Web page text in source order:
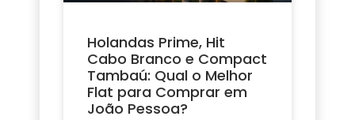
Holandas Prime, Hit
Cabo Branco e Compact
Tambaú: Qual o Melhor
Flat para Comprar em
João Pessoa?